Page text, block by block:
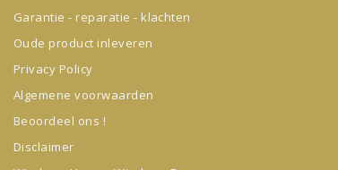
Garantie - reparatie - klachten
Oude product inleveren
Privacy Policy
Algemene voorwaarden
Beoordeel ons !
Disclaimer